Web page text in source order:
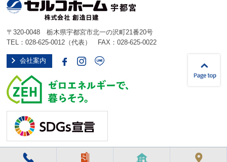
〒320-0048 栃木県宇都宮市北一の沢町21番20号
TEL：028-625-0012 （代表） FAX：028-625-0022
会社案内